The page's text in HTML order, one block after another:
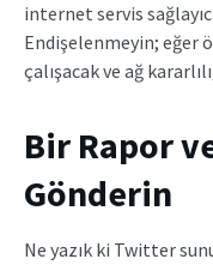
internet servis
Endişelenmeyin; eğer
çalışacak ve ağ
Bir Rapor
Gönderin
Ne yazık ki Twitter